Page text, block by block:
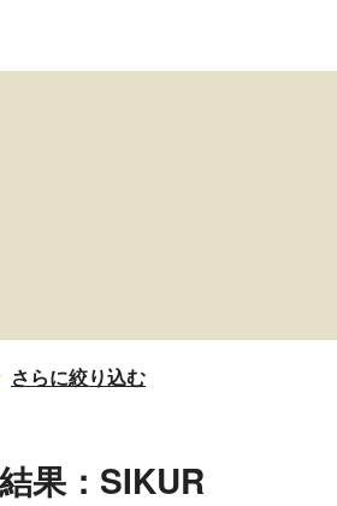
さらに絞り込む
果：SIKUR